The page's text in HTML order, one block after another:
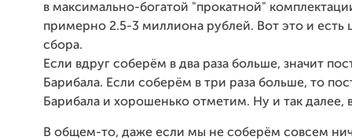
в максимально-богатой "прокатной"
примерно 2.5-3 миллиона рублей. Вот это и есть
сбора.
Если вдруг соберём в два раза больше, значит
Барибала. Если соберём в три раза больше, то
Барибала и хорошенько отметим. Ну и так далее,
В общем-то, даже если мы не соберём совсем